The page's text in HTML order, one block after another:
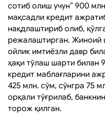
сотиб олиш учун” 900
мақсадли кредит
нақдлаштириб олиб,
режалаштирган. Жиноий
ойлик имтиёзли давр
ҳақи тўлаш шарти билан
кредит маблағларини
425 млн. сўм, сўнгра 75
орқали тўғрилаб,
торож қилган.